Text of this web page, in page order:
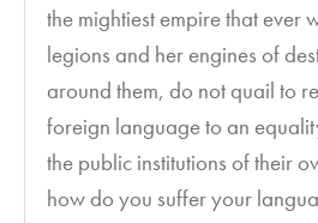
the mightiest empire that ever
legions and her engines of
around them, do not quail to
foreign language to an
the public institutions of their
how do you suffer your